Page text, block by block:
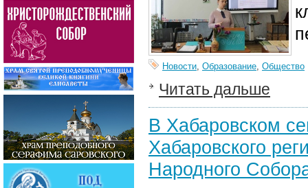
Новости, Образование, Общество
Читать дальше
В Хабаровском
Хабаровского
Народного